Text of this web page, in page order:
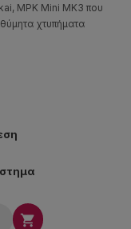
MPK Mini MK3 που
χτυπήματα
